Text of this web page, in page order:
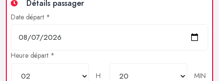
Détails passager
Date départ *
Heure départ *
H
MIN